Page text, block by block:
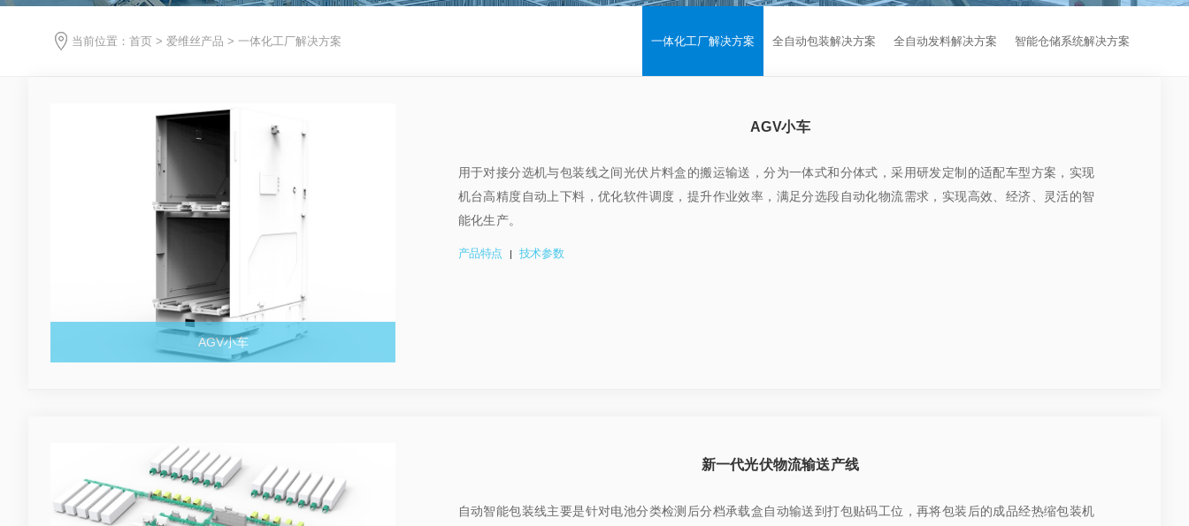
当前位置： 首页 > 爱维丝产品 > 一体化工厂解决方案 一体化工厂解决方案 全自动包装解决方案 全自动发料解决方案 智能仓储系统解决方案
AGV小车
AGV小车
用于对接分选机与包装线之间光伏片料盒的搬运输送，分为一体式和分体式，采用研发定制的适配车型方案，实现
机台高精度自动上下料，优化软件调度，提升作业效率，满足分选段自动化物流需求，实现高效、经济、灵活的智
能化生产。
产品特点 技术参数
新一代光伏物流输送产线
自动智能包装线主要是针对电池分类检测后分档承载盒自动输送到打包贴码工位，再将包装后的成品经热缩包装机